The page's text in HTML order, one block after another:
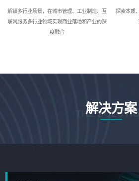
解锁多行业场景，在城市管理、工业制造、互
联网服务多行业领域实现商业落地和产业的深
度融合
探索本质
解决方案
THE